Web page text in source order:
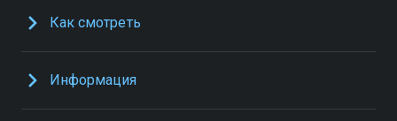
Как смотреть
Информация